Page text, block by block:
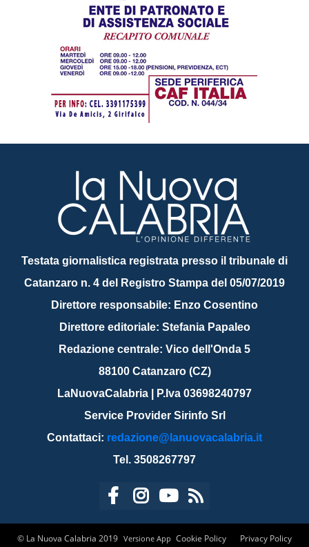
Testata giornalistica registrata presso il tribunale di
Catanzaro n. 4 del Registro Stampa del 05/07/2019
Direttore responsabile: Enzo Cosentino
Direttore editoriale: Stefania Papaleo
Redazione centrale: Vico dell'Onda 5
88100 Catanzaro (CZ)
LaNuovaCalabria | P.Iva 03698240797
Service Provider Sirinfo Srl
Contattaci: redazione@lanuovacalabria.it
Tel. 3508267797
© La Nuova Calabria 2019 Cookie Policy Privacy Policy
Versione App